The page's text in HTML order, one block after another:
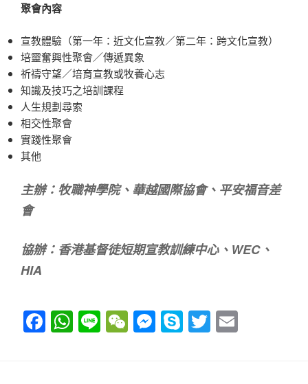
聚會內容
宣教體驗（第一年：近文化宣教／第二年：跨文化宣教）
培靈奮興性聚會／傳遞異象
祈禱守望／培育宣教或牧養心志
知識及技巧之培訓課程
人生規劃尋索
相交性聚會
實踐性聚會
其他
主辦： 牧職神學院、 華越國際協會、 平安福音差
會
協辦： 香港基督徒短期宣教訓練中心、 WEC、
HIA
F
a
W
h
Li
n
W
e
M
e
S
ky
T
wi